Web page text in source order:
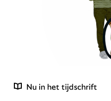
Nu in het tijdschrift